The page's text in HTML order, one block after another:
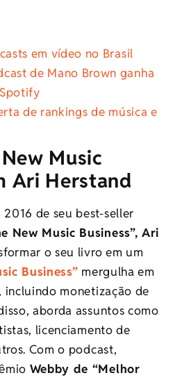
em vídeo no Brasil
de Mano Brown ganha
de rankings de música e
Music
Ari Herstand
de seu best-seller
New Music Business”, Ari
o seu livro em um
Business” mergulha em
monetização de
aborda assuntos como
licenciamento de
Com o podcast,
Webby de “Melhor